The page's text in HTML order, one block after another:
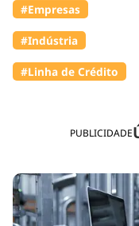
PUBLICIDADE
#Empresas
#Indústria
#Linha de Crédito